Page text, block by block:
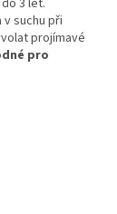
suchu při
projímavé
pro